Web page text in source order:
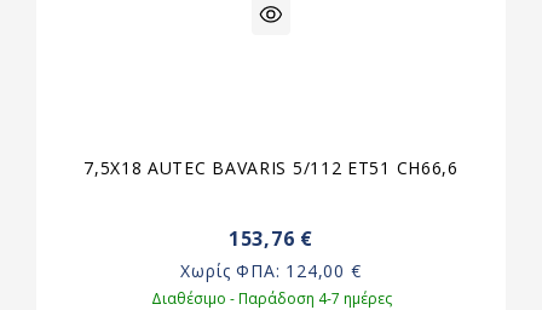
7,5X18 AUTEC BAVARIS 5/112 ET51 CH66,6
153,76 €
Χωρίς ΦΠΑ: 124,00 €
Διαθέσιμο - Παράδοση 4-7 ημέρες